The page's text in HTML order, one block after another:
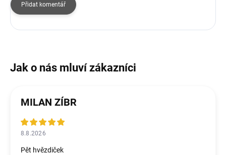
Přidat komentář
MILAN ZÍBR
8.8.2026
Pět hvězdiček